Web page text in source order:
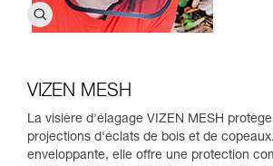
VIZEN MESH
La visière d'élagage VIZEN MESH
projections d'éclats de bois et de
enveloppante, elle offre une protection